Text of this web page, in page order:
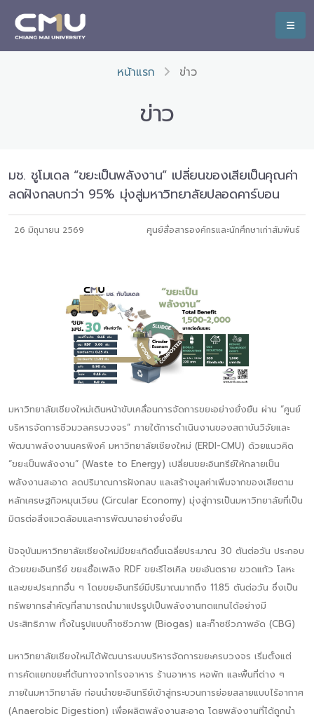
หน้าแรก ข่าว
ข่าว
มช. ชูโมเดล “ขยะเป็นพลังงาน” เปลี่ยนของเสียเป็นคุณค่า
ลดฝังกลบกว่า 95% มุ่งสู่มหาวิทยาลัยปลอดคาร์บอน
26 มิถุนายน 2569 ศูนย์สื่อสารองค์กรและนักศึกษาเก่าสัมพันธ์
มหาวิทยาลัยเชียงใหม่เดินหน้าขับเคลื่อนการจัดการขยะอย่างยั่งยืน ผ่าน “ศูนย์
บริหารจัดการชีวมวลครบวงจร” ภายใต้การดำเนินงานของสถาบันวิจัยและ
พัฒนาพลังงานนครพิงค์ มหาวิทยาลัยเชียงใหม่ (ERDI-CMU) ด้วยแนวคิด
“ขยะเป็นพลังงาน” (Waste to Energy) เปลี่ยนขยะอินทรีย์ให้กลายเป็น
พลังงานสะอาด ลดปริมาณการฝังกลบ และสร้างมูลค่าเพิ่มจากของเสียตาม
หลักเศรษฐกิจหมุนเวียน (Circular Economy) มุ่งสู่การเป็นมหาวิทยาลัยที่เป็น
มิตรต่อสิ่งแวดล้อมและการพัฒนาอย่างยั่งยืน
ปัจจุบันมหาวิทยาลัยเชียงใหม่มีขยะเกิดขึ้นเฉลี่ยประมาณ 30 ตันต่อวัน ประกอบ
ด้วยขยะอินทรีย์ ขยะเชื้อเพลิง RDF ขยะรีไซเคิล ขยะอันตราย ขวดแก้ว โลหะ
และขยะประเภทอื่น ๆ โดยขยะอินทรีย์มีปริมาณมากถึง 11.85 ตันต่อวัน ซึ่งเป็น
ทรัพยากรสำคัญที่สามารถนำมาแปรรูปเป็นพลังงานทดแทนได้อย่างมี
ประสิทธิภาพ ทั้งในรูปแบบก๊าซชีวภาพ (Biogas) และก๊าซชีวภาพอัด (CBG)
มหาวิทยาลัยเชียงใหม่ได้พัฒนาระบบบริหารจัดการขยะครบวงจร เริ่มตั้งแต่
การคัดแยกขยะที่ต้นทางจากโรงอาหาร ร้านอาหาร หอพัก และพื้นที่ต่าง ๆ
ภายในมหาวิทยาลัย ก่อนนำขยะอินทรีย์เข้าสู่กระบวนการย่อยสลายแบบไร้อากาศ
(Anaerobic Digestion) เพื่อผลิตพลังงานสะอาด โดยพลังงานที่ได้ถูกนำ